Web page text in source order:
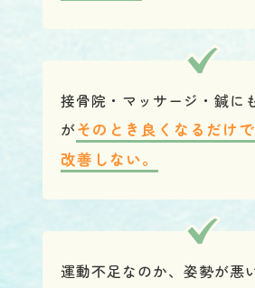
接骨院・マッサージ・鍼に
がそのとき良くなるだけ
改善しない。
運動不足なのか、姿勢が悪